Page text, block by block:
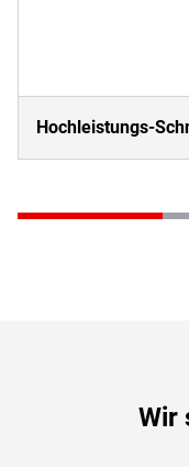
Hochleistungs-
Wir